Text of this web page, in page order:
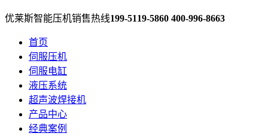
优莱斯智能压机销售热线199-5119-5860 400-996-8663
首页
伺服压机
伺服电缸
液压系统
超声波焊接机
产品中心
经典案例